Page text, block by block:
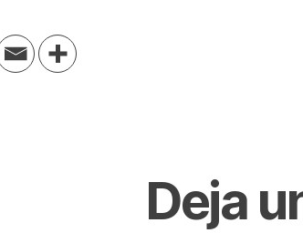
Deja